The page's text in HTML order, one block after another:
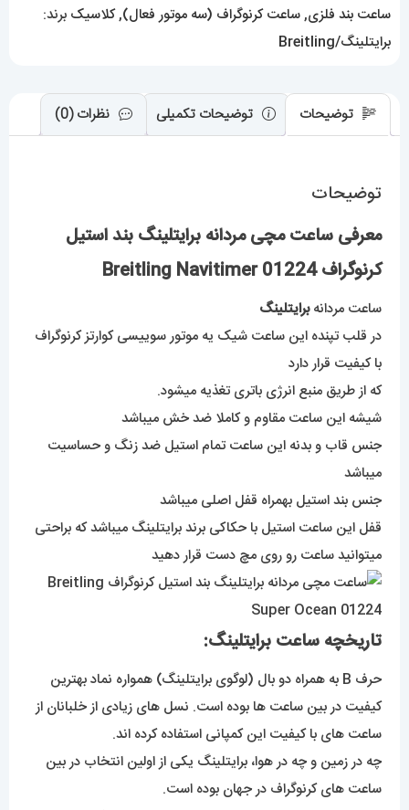
ساعت بند فلزی,ساعت کرنوگراف (سه موتور فعال),کلاسیک برند:
برایتلینگ/Breitling
توضیحات توضیحات تکمیلی نظرات (0)
توضیحات
معرفی ساعت مچی مردانه برایتلینگ بند استیل
کرنوگراف Breitling Navitimer 01224
ساعت مردانهبرایتلینگ
در قلب تپنده این ساعت شیک یه موتور سوییسی کوارتز کرنوگراف
با کیفیت قرار دارد
که از طریق منبع انرژی باتری تغذیه میشود.
شیشه این ساعت مقاوم و کاملا ضد خش میباشد
جنس قاب و بدنه این ساعت تمام استیل ضد زنگ و حساسیت
میباشد
جنس بند استیل بهمراه قفل اصلی میباشد
قفل این ساعت استیل با حکاکی برند برایتلینگ میباشد که براحتی
میتوانید ساعت رو روی مچ دست قرار دهید
تاریخچه ساعت برایتلینگ:
حرف B به همراه دو بال (لوگوی برایتلینگ) همواره نماد بهترین
کیفیت در بین ساعت ها بوده است. نسل های زیادی از خلبانان از
ساعت های با کیفیت این کمپانی استفاده کرده اند.
چه در زمین و چه در هوا، برایتلینگ یکی از اولین انتخاب در بین
ساعت های کرنوگراف در جهان بوده است.